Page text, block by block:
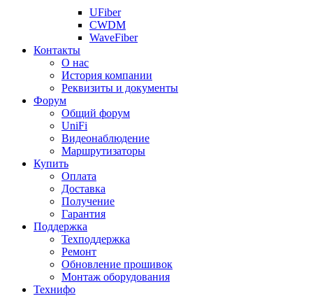
UFiber
CWDM
WaveFiber
Контакты
О нас
История компании
Реквизиты и документы
Форум
Общий форум
UniFi
Видеонаблюдение
Маршрутизаторы
Купить
Оплата
Доставка
Получение
Гарантия
Поддержка
Техподдержка
Ремонт
Обновление прошивок
Монтаж оборудования
Технифо